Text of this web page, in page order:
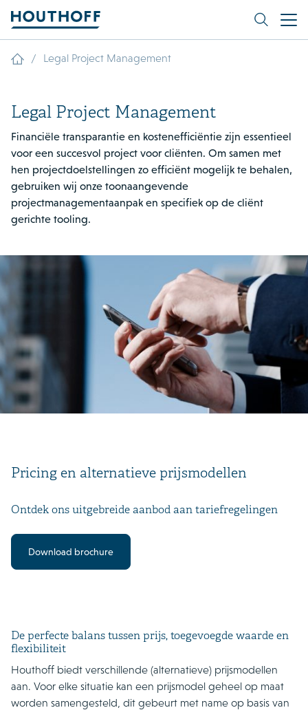
/ Legal Project Management
Legal Project Management
Financiële transparantie en kostenefficiëntie zijn essentieel
voor een succesvol project voor cliënten. Om samen met
hen projectdoelstellingen zo efficiënt mogelijk te behalen,
gebruiken wij onze toonaangevende
projectmanagementaanpak en specifiek op de cliënt
gerichte tooling.
Pricing en alternatieve prijsmodellen
Ontdek ons uitgebreide aanbod aan tariefregelingen
Download brochure
De perfecte balans tussen prijs, toegevoegde waarde en
flexibiliteit
Houthoff biedt verschillende (alternatieve) prijsmodellen
aan. Voor elke situatie kan een prijsmodel geheel op maat
worden samengesteld, dit gebeurt met name op basis van